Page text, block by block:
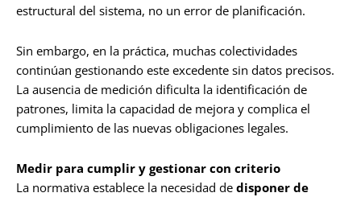
estructural del sistema, no un error de planificación.
Sin embargo, en la práctica, muchas colectividades
continúan gestionando este excedente sin datos precisos.
La ausencia de medición dificulta la identificación de
patrones, limita la capacidad de mejora y complica el
cumplimiento de las nuevas obligaciones legales.
Medir para cumplir y gestionar con criterio
La normativa establece la necesidad de disponer de